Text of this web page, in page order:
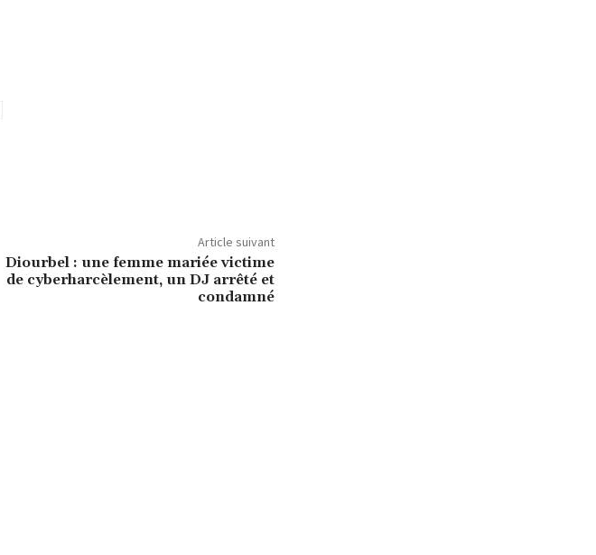
Article suivant
Diourbel : une femme mariée victime
de cyberharcèlement, un DJ arrêté et
condamné